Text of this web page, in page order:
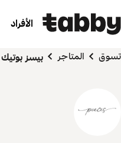
الأفراد
تسوق المتاجر بيسز بوتيك